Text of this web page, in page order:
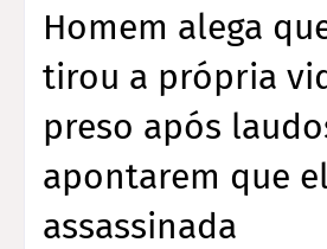
Homem alega
tirou a própria
preso após
apontarem que
assassinada